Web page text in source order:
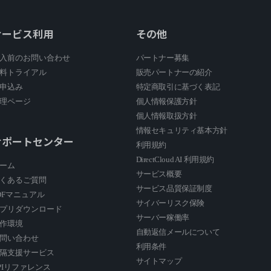
ビス利用
前のお問い合わせ
トライアル
込み
ページ
ートセンター
ム
あるご質問
マニュアル
リダウンロード
環境
い合わせ
支援サービス
リファレンス
その他
パートナー募集
販売パートナーの紹介
特定商取引に基づく表記
個人情報保護方針
個人情報取扱方針
情報セキュリティ基本方針
利用規約
DirectCloud AI 利用規約
サービス概要
サービス品質保証制度
サイバーリスク保険
サーバー稼働率
自動返信メールについて
利用条件
サイトマップ